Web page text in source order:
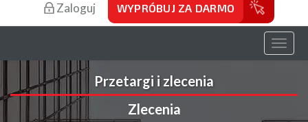
Zaloguj WYPRÓBUJ ZA DARMO
Toggle
Przetargi i zlecenia
Zlecenia